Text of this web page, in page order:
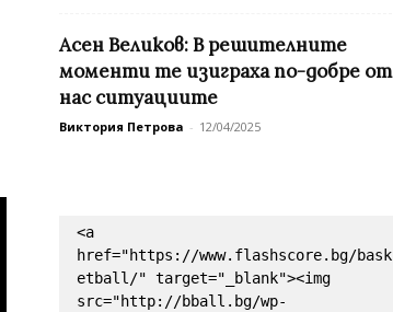
Асен Великов: В решителните
моменти те изиграха по-добре от
нас ситуациите
Виктория Петрова - 12/04/2025
<a
href="https://www.flashscore.bg/bask
etball/" target="_blank"><img
src="http://bball.bg/wp-